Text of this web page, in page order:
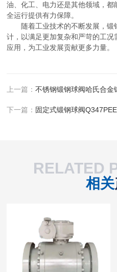
油、化工、电力还是其他领域，
全运行提供有力保障。
随着工业技术的不断发展，锻
计，以满足更加复杂和严苛的工况
应用，为工业发展贡献更多力量。
上一篇：不锈钢锻钢球阀哈氏合
下一篇： 固定式锻钢球阀
RELATED
相关